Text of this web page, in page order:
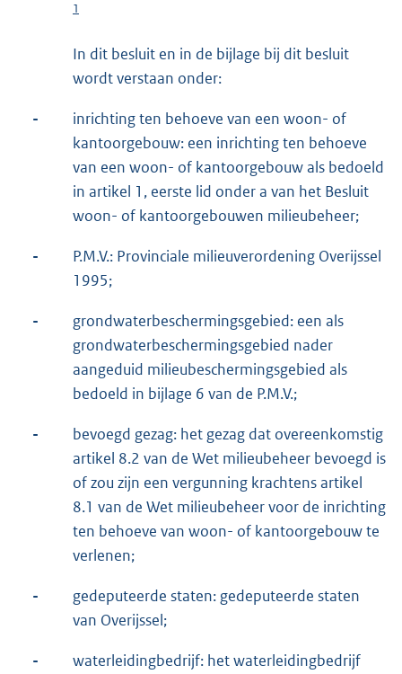
1
In dit besluit en in de bijlage bij dit besluit
wordt verstaan onder:
-
inrichting ten behoeve van een woon- of
kantoorgebouw: een inrichting ten behoeve
van een woon- of kantoorgebouw als bedoeld
in artikel 1, eerste lid onder a van het Besluit
woon- of kantoorgebouwen milieubeheer;
-
P.M.V.: Provinciale milieuverordening Overijssel
1995;
-
grondwaterbeschermingsgebied: een als
grondwaterbeschermingsgebied nader
aangeduid milieubeschermingsgebied als
bedoeld in bijlage 6 van de P.M.V.;
-
bevoegd gezag: het gezag dat overeenkomstig
artikel 8.2 van de Wet milieubeheer bevoegd is
of zou zijn een vergunning krachtens artikel
8.1 van de Wet milieubeheer voor de inrichting
ten behoeve van woon- of kantoorgebouw te
verlenen;
-
gedeputeerde staten: gedeputeerde staten
van Overijssel;
-
waterleidingbedrijf: het waterleidingbedrijf